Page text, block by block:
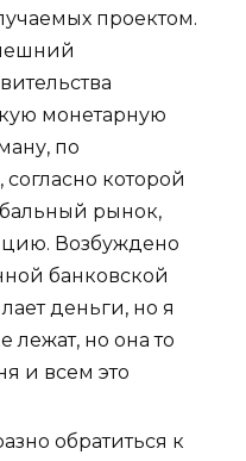
проектом.
монетарную
по
которой
рынок,
Возбуждено
банковской
деньги, но я
лежат, но она то
и всем это
обратиться к